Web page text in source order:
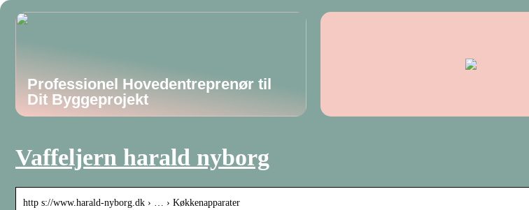
Professionel Hovedentreprenør til
Dit Byggeprojekt
Vaffeljern harald nyborg
http s://www.harald-nyborg.dk › … › Køkkenapparater